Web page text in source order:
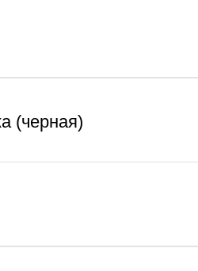
(черная)